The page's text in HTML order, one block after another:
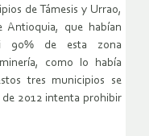
de Támesis y Urrao,
Antioquia, que habían
90% de esta zona
como lo había
tres municipios se
de 2012 intenta prohibir